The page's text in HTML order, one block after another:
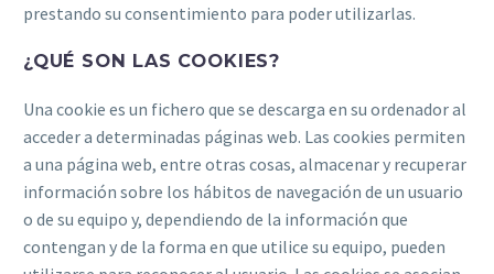
prestando su consentimiento para poder utilizarlas.
¿QUÉ SON LAS COOKIES?
Una cookie es un fichero que se descarga en su ordenador al
acceder a determinadas páginas web. Las cookies permiten
a una página web, entre otras cosas, almacenar y recuperar
información sobre los hábitos de navegación de un usuario
o de su equipo y, dependiendo de la información que
contengan y de la forma en que utilice su equipo, pueden